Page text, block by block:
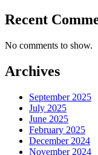
Recent
No comments to show.
Archives
September 2025
July 2025
June 2025
February 2025
December 2024
November 2024